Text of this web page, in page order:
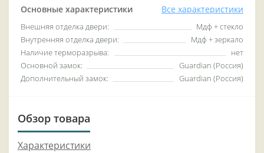
Основные характеристики Все характеристики
Внешняя отделка двери:
Мдф + стекло
Внутренняя отделка двери:
Мдф + зеркало
Наличие терморазрыва:
нет
Основной замок:
Guardian (Россия)
Дополнительный замок:
Guardian (Россия)
Обзор товара
Характеристики